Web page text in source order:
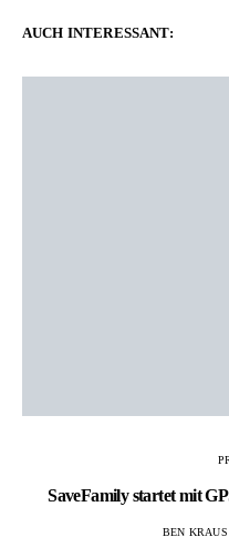
AUCH INTERESSANT:
SaveFamily startet mit
BEN KRAUS